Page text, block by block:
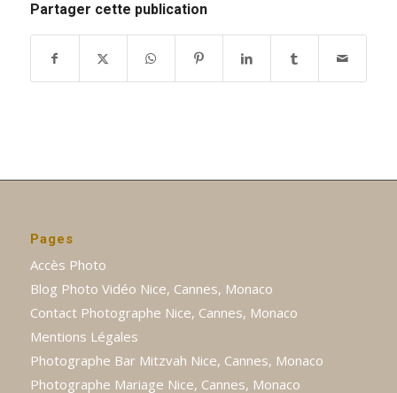
Partager cette publication
Pages
Accès Photo
Blog Photo Vidéo Nice, Cannes, Monaco
Contact Photographe Nice, Cannes, Monaco
Mentions Légales
Photographe Bar Mitzvah Nice, Cannes, Monaco
Photographe Mariage Nice, Cannes, Monaco